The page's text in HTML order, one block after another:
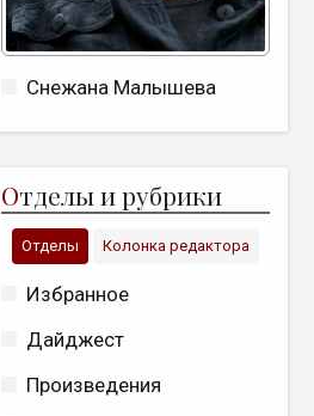
Снежана Малышева
Отделы и рубрики
Отделы Колонка редактора
Избранное
Дайджест
Произведения